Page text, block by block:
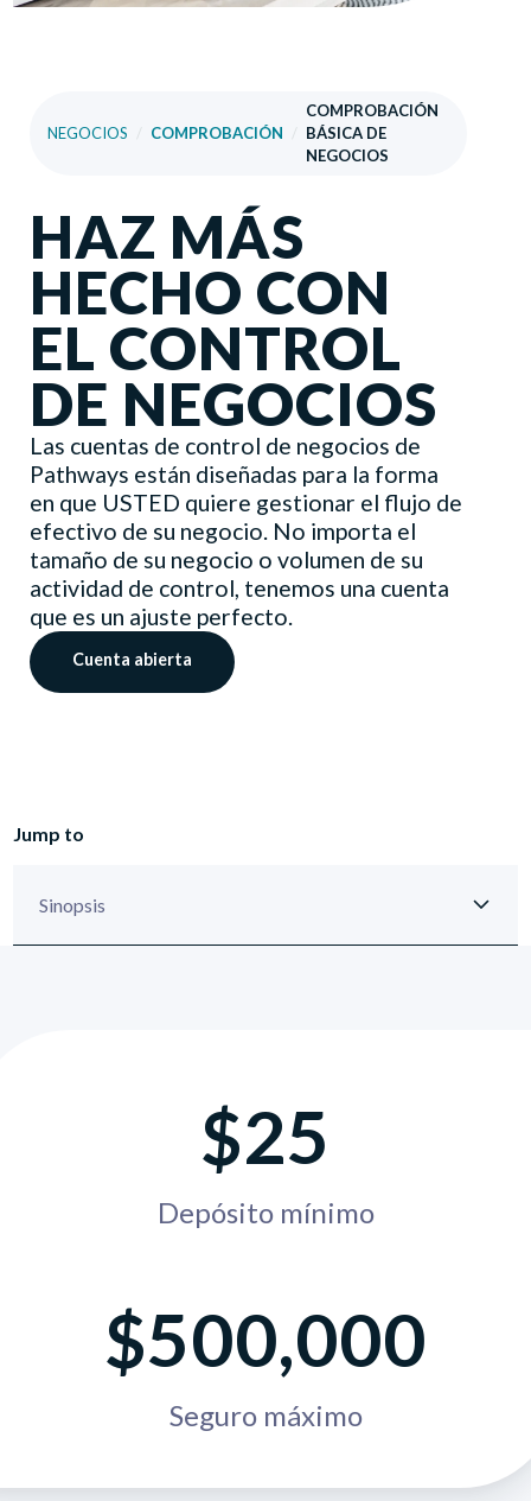
NEGOCIOS COMPROBACIÓN
COMPROBACIÓN
BÁSICA DE
NEGOCIOS
HAZ MÁS
HECHO CON
EL CONTROL
DE NEGOCIOS
Las cuentas de control de negocios de
Pathways están diseñadas para la forma
en que USTED quiere gestionar el flujo de
efectivo de su negocio. No importa el
tamaño de su negocio o volumen de su
actividad de control, tenemos una cuenta
que es un ajuste perfecto.
Cuenta abierta
Jump to
$25
Depósito mínimo
$500,000
Seguro máximo